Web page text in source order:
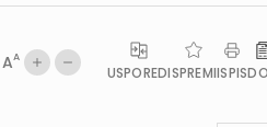
AA
USPOREDISPREMIISPIS